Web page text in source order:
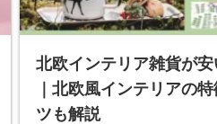
北欧インテリア雑貨が
｜北欧風インテリアの
ツも解説